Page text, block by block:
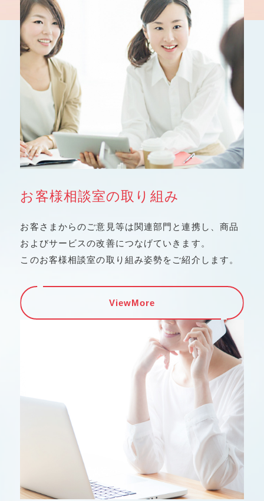
お客様相談室の取り組み
お客さまからのご意見等は関連部門と連携し、商品
およびサービスの改善につなげていきます。
このお客様相談室の取り組み姿勢をご紹介します。
ViewMore